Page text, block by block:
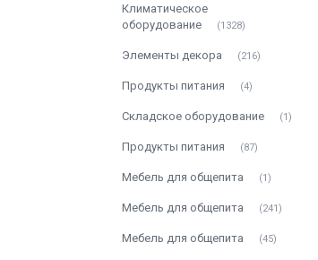
Климатическое
оборудование
1328
Элементы декора 216
Продукты питания 4
Складское оборудование 1
Продукты питания 87
Мебель для общепита 1
Мебель для общепита 241
Мебель для общепита 45